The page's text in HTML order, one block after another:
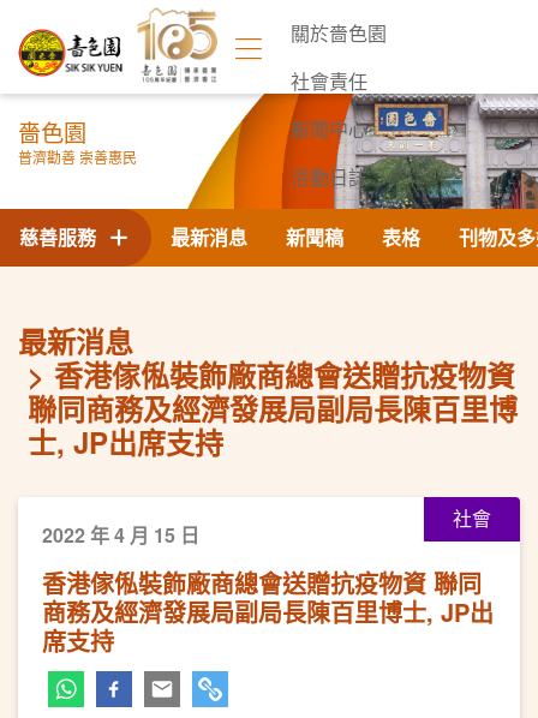
關於嗇色園
社會責任
新聞中心
活動日誌
聯絡我們
嗇色園
普濟勸善 崇善惠民
最新消息 新聞稿 表格 刊物及
慈善服務
最新消息
香港傢俬裝飾廠商總會送贈抗疫物資
聯同商務及經濟發展局副局長陳百里博
士, JP出席支持
社會
2022 年 4 月 15 日
香港傢俬裝飾廠商總會送贈抗疫物資 聯同
商務及經濟發展局副局長陳百里博士, JP出
席支持